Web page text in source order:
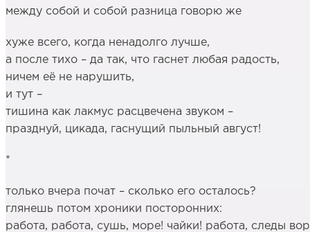
между собой и собой разница говорю же
хуже всего, когда ненадолго лучше,
а после тихо – да так, что гаснет любая радость,
ничем её не нарушить,
и тут –
тишина как лакмус расцвечена звуком –
празднуй, цикада, гаснущий пыльный август!
*
только вчера почат – сколько его осталось?
глянешь потом хроники посторонних:
работа, работа, сушь, море! чайки! работа, следы